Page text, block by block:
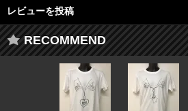
レビューを投稿
RECOMMEND